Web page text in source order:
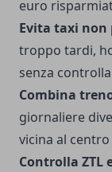
euro
Evita taxi
troppo tardi,
senza
Combina
giornaliere
vicina al
Controlla ZTL